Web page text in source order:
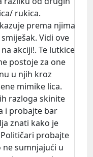
rukica.
prema njima
Vidi ove
akciji!. Te lutkice
postoje za one
u njih kroz
mimike lica.
razloga skinite
i probajte bar
znati kako je
probajte
sumnjajući u